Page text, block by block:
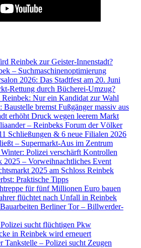
Reinbek zur Geister-Innenstadt?
– Suchmaschinenoptimierung
2026: Das Stadtfest am 20. Juni
Rettung durch Bücherei-Umzug?
Nur ein Kandidat zur Wahl
Baustelle bremst Fußgänger massiv aus
erhöht Druck wegen leerem Markt
– Reinbeks Forum der Völker
Schließungen & 6 neue Filialen 2026
– Supermarkt-Aus im Zentrum
Polizei verschärft Kontrollen
2025 – Vorweihnachtliches Event
2025 am Schloss Reinbek
Praktische Tipps
für fünf Millionen Euro bauen
flüchtet nach Unfall in Reinbek
Berliner Tor – Billwerder-
sucht flüchtigen Pkw
in Reinbek wird erneuert
Tankstelle – Polizei sucht Zeugen